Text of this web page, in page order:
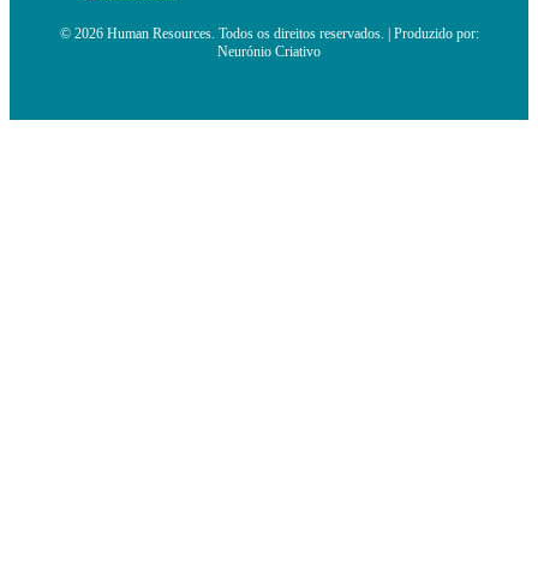
© 2026 Human Resources. Todos os direitos reservados. | Produzido por:
Neurónio Criativo